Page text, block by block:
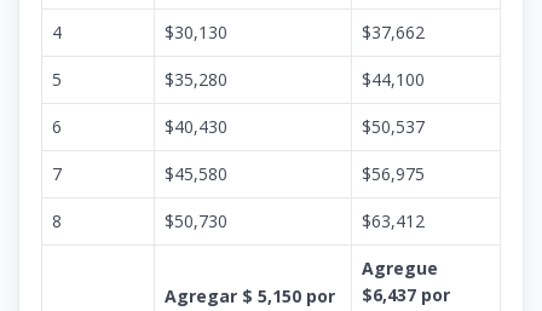
4 $30,130 $37,662
5 $35,280 $44,100
6 $40,430 $50,537
7 $45,580 $56,975
8 $50,730 $63,412
Agregar $ 5,150 por
Agregue
$6,437 por